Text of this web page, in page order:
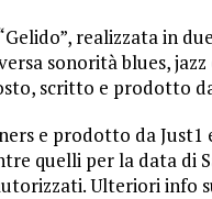
realizzata in
sonorità blues,
scritto e prodotto
e prodotto da
quelli per la data di
Ulteriori info